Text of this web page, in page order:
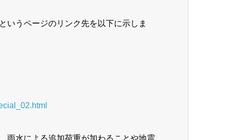
いうページのリンク先を以下に示しま